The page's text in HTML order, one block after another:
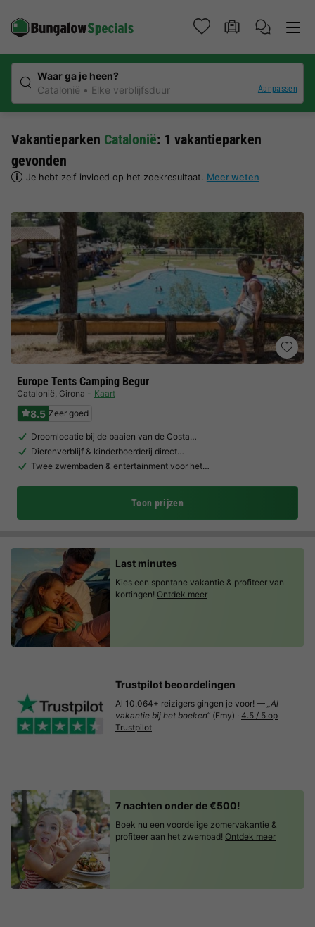
Waar ga je heen?
Catalonië
Elke verblijfsduur Aanpassen
Vakantieparken Catalonië: 1 vakantieparken
gevonden
Je hebt zelf invloed op het zoekresultaat. Meer weten
Europe Tents Camping Begur
Catalonië, Girona Kaart
8.5 Zeer goed
Droomlocatie bij de baaien van de Costa…
Dierenverblijf & kinderboerderij direct…
Twee zwembaden & entertainment voor het…
Toon prijzen
Last minutes
Kies een spontane vakantie & profiteer van
kortingen! Ontdek meer
Trustpilot beoordelingen
Al 10.064+ reizigers gingen je voor! — „Al
vakantie bij het boeken“ (Emy) · 4.5 / 5 op
Trustpilot
7 nachten onder de €500!
Boek nu een voordelige zomervakantie &
profiteer aan het zwembad! Ontdek meer